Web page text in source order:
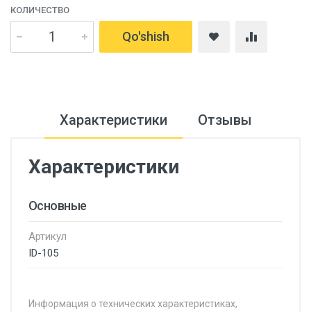
КОЛИЧЕСТВО
Qo'shish
Характеристики Отзывы
Характеристики
Основные
Артикул
ID-105
Информация о технических характеристиках,